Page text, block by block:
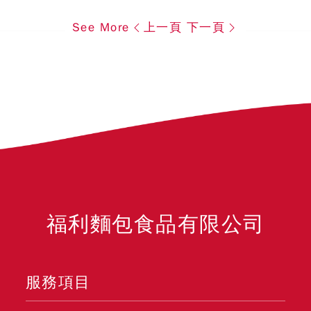
See More 上一頁 下一頁
福利麵包食品有限公司
服務項目